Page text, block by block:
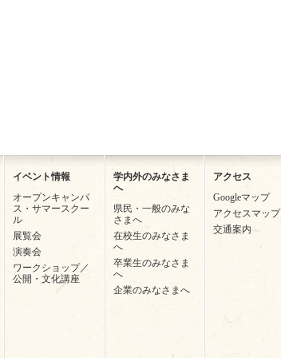
イベント情報
オープンキャンパ
ス・サマースクー
ル
展覧会
演奏会
ワークショップ／
公開・文化講座
学内外のみなさま
へ
県民・一般のみな
さまへ
在校生のみなさま
へ
卒業生のみなさま
へ
企業のみなさまへ
アクセス
Googleマップ
アクセスマップ
交通案内